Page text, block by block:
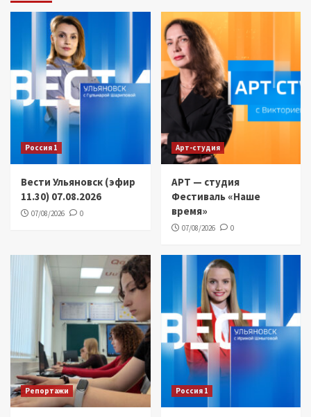
Россия 1
Вести Ульяновск (эфир
11.30) 07.08.2026
07/08/2026 0
Арт-студия
АРТ — студия
Фестиваль «Наше
время»
07/08/2026 0
Репортажи Россия 1